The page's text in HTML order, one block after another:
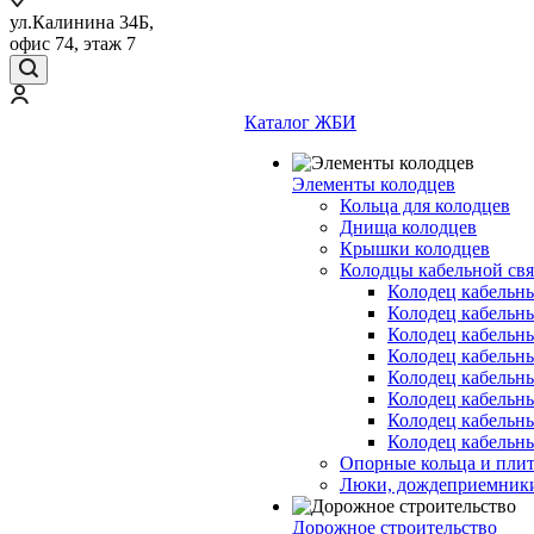
ул.Калинина 34Б,
офис 74, этаж 7
Каталог ЖБИ
Элементы колодцев
Кольца для колодцев
Днища колодцев
Крышки колодцев
Колодцы кабельной
Колодец
Колодец
Колодец
Колодец
Колодец
Колодец
Колодец
Колодец
Опорные кольца и
Люки,
Дорожное строительство